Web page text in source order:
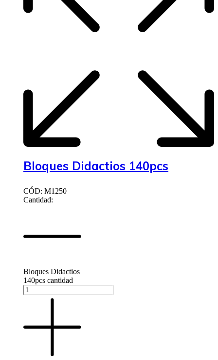
Bloques Didactios 140pcs
CÓD: M1250
Cantidad:
Bloques Didactios
140pcs cantidad